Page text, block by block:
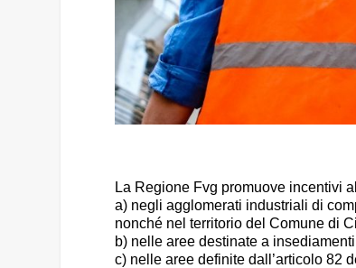
La Regione Fvg promuove incentivi
a) negli agglomerati industriali di
nonché nel territorio del Comune di
b) nelle aree destinate a
c) nelle aree definite dall’articolo 82